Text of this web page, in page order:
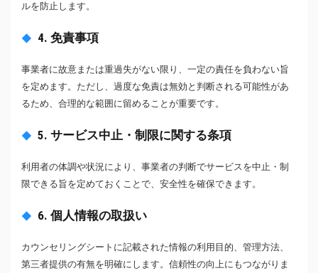
ルを防止します。
4. 免責事項
事業者に故意または重過失がない限り、一定の責任を負わない旨
を定めます。ただし、過度な免責は無効と判断される可能性があ
るため、合理的な範囲に留めることが重要です。
5. サービス中止・制限に関する条項
利用者の体調や状況により、事業者の判断でサービスを中止・制
限できる旨を定めておくことで、安全性を確保できます。
6. 個人情報の取扱い
カウンセリングシートに記載された情報の利用目的、管理方法、
第三者提供の有無を明確にします。信頼性の向上にもつながりま